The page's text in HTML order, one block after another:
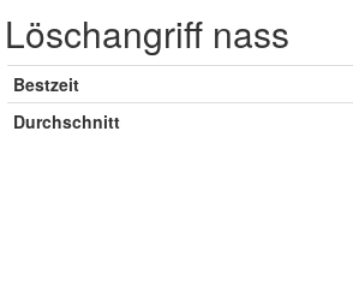
Löschangriff nass
Bestzeit
Durchschnitt